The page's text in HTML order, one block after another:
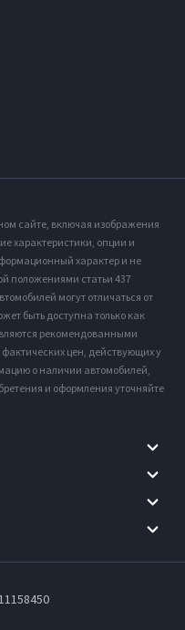
сайте, включая изображения
характеристики, опции и
характер и не
положениями статьи 437
могут отличаться от
быть доступна только как
рекомендованными
цен, действующих у
о наличии автомобилей,
и оформления уточняйте